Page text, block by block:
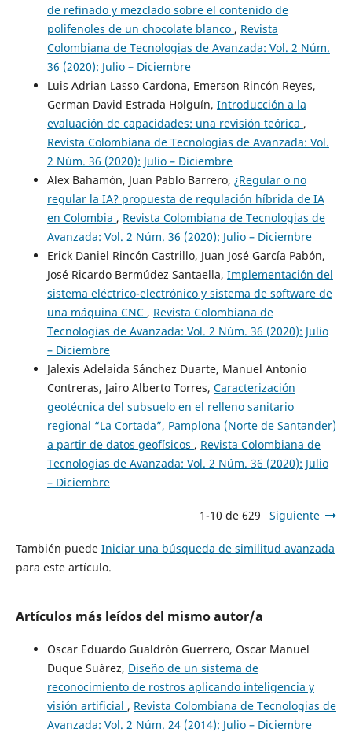
de refinado y mezclado sobre el contenido de
polifenoles de un chocolate blanco , Revista
Colombiana de Tecnologias de Avanzada: Vol. 2 Núm.
36 (2020): Julio – Diciembre
Luis Adrian Lasso Cardona, Emerson Rincón Reyes,
German David Estrada Holguín, Introducción a la
evaluación de capacidades: una revisión teórica ,
Revista Colombiana de Tecnologias de Avanzada: Vol.
2 Núm. 36 (2020): Julio – Diciembre
Alex Bahamón, Juan Pablo Barrero, ¿Regular o no
regular la IA? propuesta de regulación híbrida de IA
en Colombia , Revista Colombiana de Tecnologias de
Avanzada: Vol. 2 Núm. 36 (2020): Julio – Diciembre
Erick Daniel Rincón Castrillo, Juan José García Pabón,
José Ricardo Bermúdez Santaella, Implementación del
sistema eléctrico-electrónico y sistema de software de
una máquina CNC , Revista Colombiana de
Tecnologias de Avanzada: Vol. 2 Núm. 36 (2020): Julio
– Diciembre
Jalexis Adelaida Sánchez Duarte, Manuel Antonio
Contreras, Jairo Alberto Torres, Caracterización
geotécnica del subsuelo en el relleno sanitario
regional “La Cortada”, Pamplona (Norte de Santander)
a partir de datos geofísicos , Revista Colombiana de
Tecnologias de Avanzada: Vol. 2 Núm. 36 (2020): Julio
– Diciembre
1-10 de 629 Siguiente
También puede Iniciar una búsqueda de similitud avanzada
para este artículo.
Artículos más leídos del mismo autor/a
Oscar Eduardo Gualdrón Guerrero, Oscar Manuel
Duque Suárez, Diseño de un sistema de
reconocimiento de rostros aplicando inteligencia y
visión artificial , Revista Colombiana de Tecnologias de
Avanzada: Vol. 2 Núm. 24 (2014): Julio – Diciembre